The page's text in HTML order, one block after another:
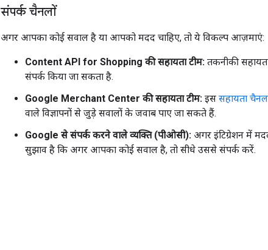
संपर्क चैनलों
अगर आपका कोई सवाल है या आपको मदद चाहिए, तो ये विकल्प आज़माएं:
Content API for Shopping की सहायता टीम: तकनीकी
संपर्क किया जा सकता है.
Google Merchant Center की सहायता टीम: इस सहायता चैनल
वाले विज्ञापनों से जुड़े सवालों के जवाब पाए जा सकते हैं.
Google से संपर्क करने वाले व्यक्ति (पीओसी): अगर इंटिग्रेशन में
सुझाव है कि अगर आपका कोई सवाल है, तो सीधे उससे संपर्क करें.